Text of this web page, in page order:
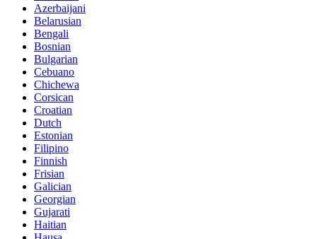
Azerbaijani
Belarusian
Bengali
Bosnian
Bulgarian
Cebuano
Chichewa
Corsican
Croatian
Dutch
Estonian
Filipino
Finnish
Frisian
Galician
Georgian
Gujarati
Haitian